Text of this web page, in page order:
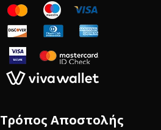
Τρόπος Αποστολής